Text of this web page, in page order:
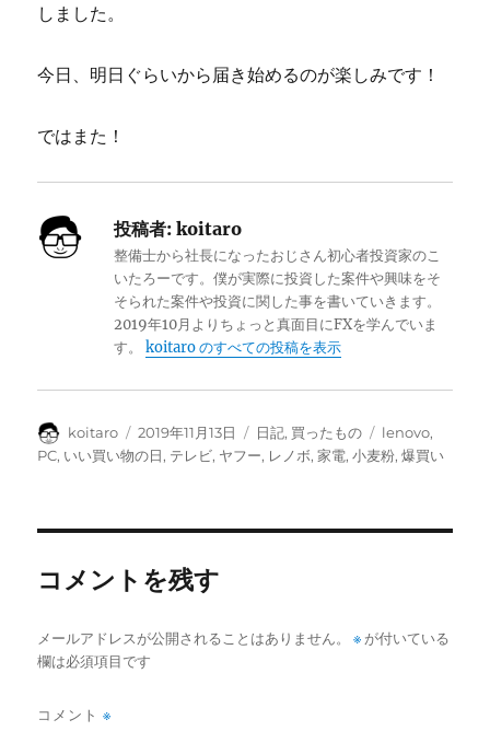
しました。
今日、明日ぐらいから届き始めるのが楽しみです！
ではまた！
投稿者: koitaro
整備士から社長になったおじさん初心者投資家のこ
いたろーです。僕が実際に投資した案件や興味をそ
そられた案件や投資に関した事を書いていきます。
2019年10月よりちょっと真面目にFXを学んでいま
す。koitaro のすべての投稿を表示
投
稿
koitaro
投
稿
2019年11月13日
カ
テ
日記, 買ったもの
タ
グ
lenovo,
PC, いい買い物の日, テレビ, ヤフー, レノボ,家電,小麦粉,爆買い
コメントを残す
メールアドレスが公開されることはありません。 ※ が付いている
欄は必須項目です
コメント※